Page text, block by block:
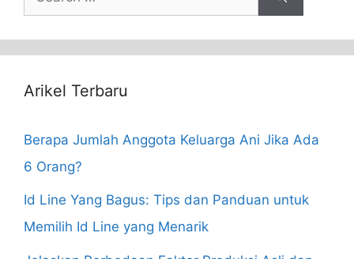
for:
Arikel Terbaru
Berapa Jumlah Anggota Keluarga Ani Jika Ada
6 Orang?
Id Line Yang Bagus: Tips dan Panduan untuk
Memilih Id Line yang Menarik